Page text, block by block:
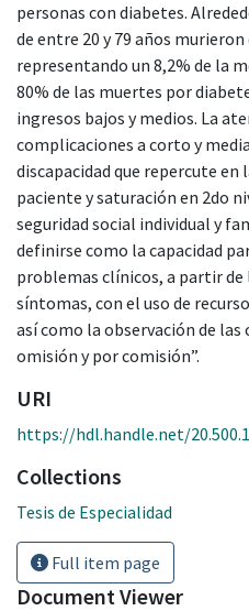
personas con diabetes.
de entre 20 y 79 años murieron
representando un 8,2% de la
80% de las muertes por
ingresos bajos y medios. La
complicaciones a corto y
discapacidad que repercute en
paciente y saturación en 2do
seguridad social individual y
definirse como la capacidad
problemas clínicos, a partir
síntomas, con el uso de
así como la observación de
omisión y por comisión”.
URI
https://hdl.handle.net/
Collections
Tesis de Especialidad
Full item page
Document Viewer